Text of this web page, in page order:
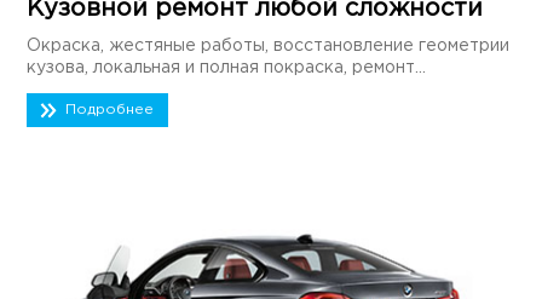
Кузовной ремонт любой сложности
Окраска, жестяные работы, восстановление геометрии
кузова, локальная и полная покраска, ремонт...
Подробнее